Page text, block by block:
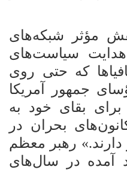
مؤثر شبکه‌های
هدایت سیاست‌های
که حتی روی
جمهور آمریکا
بقای خود به
بحران در
دارند.» رهبر معظم
آمده در سال‌های